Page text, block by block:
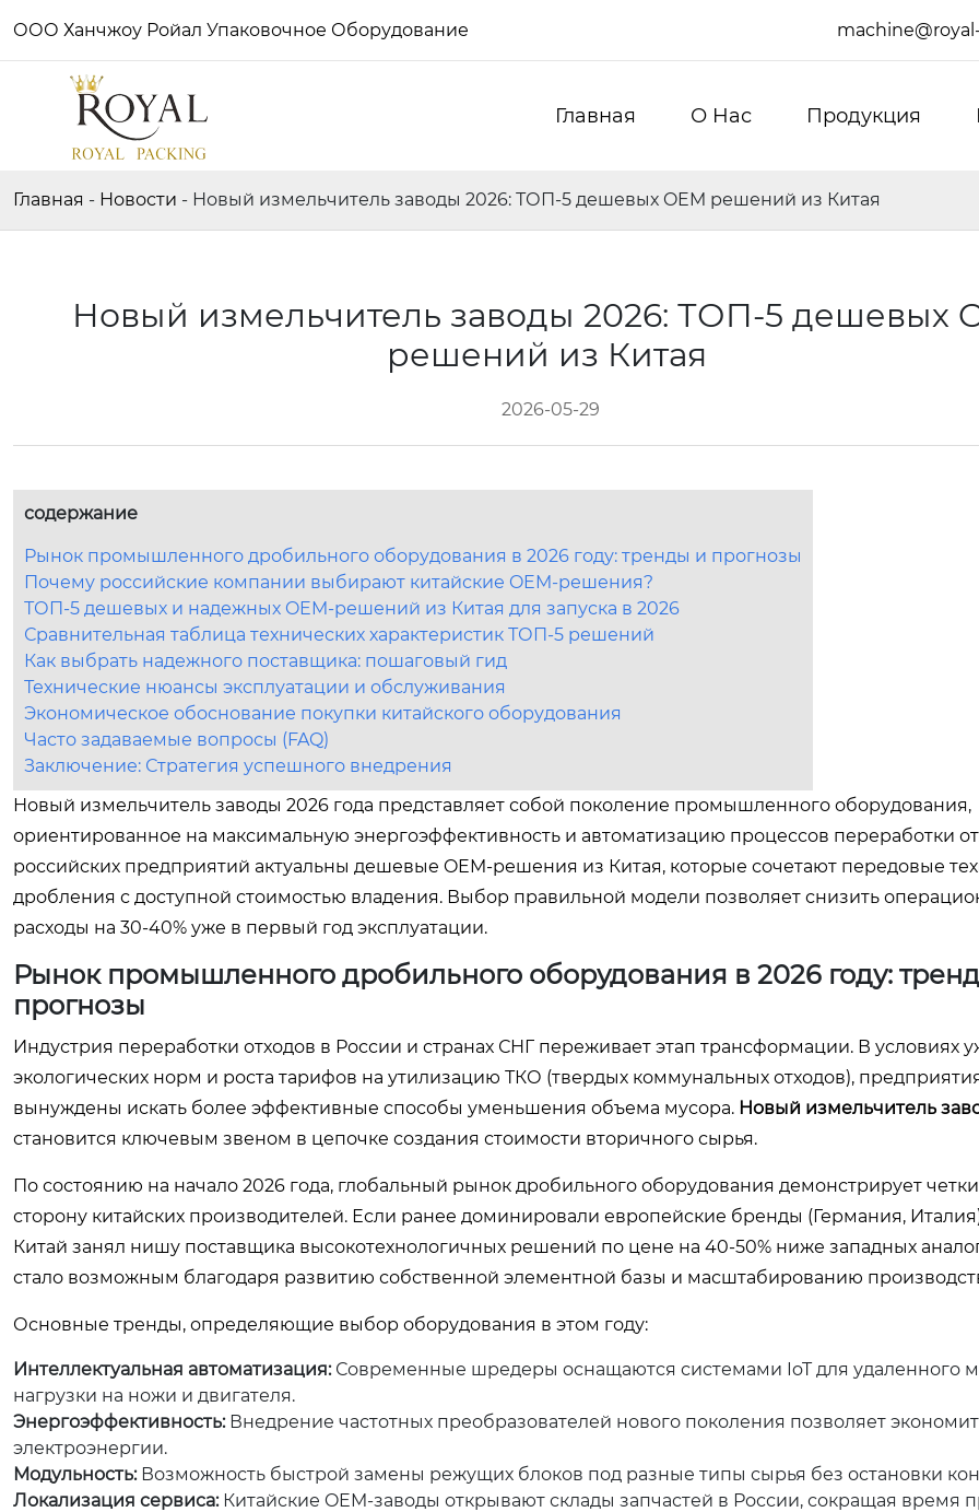
ООО Ханчжоу Ройал Упаковочное Оборудование
Главная О Hас Продукция
Главная - Новости - Новый измельчитель заводы 2026: ТОП-5 дешевых OEM решений из Китая
Новый измельчитель заводы 2026: ТОП-5 дешевых
решений из Китая
2026-05-29
содержание
Рынок промышленного дробильного оборудования в 2026 году: тренды и прогнозы
Почему российские компании выбирают китайские OEM-решения?
ТОП-5 дешевых и надежных OEM-решений из Китая для запуска в 2026
Сравнительная таблица технических характеристик ТОП-5 решений
Как выбрать надежного поставщика: пошаговый гид
Технические нюансы эксплуатации и обслуживания
Экономическое обоснование покупки китайского оборудования
Часто задаваемые вопросы (FAQ)
Заключение: Стратегия успешного внедрения
Новый измельчитель заводы 2026 года представляет собой поколение промышленного оборудования,
ориентированное на максимальную энергоэффективность и автоматизацию процессов переработки
российских предприятий актуальны дешевые OEM-решения из Китая, которые сочетают передовые
дробления с доступной стоимостью владения. Выбор правильной модели позволяет снизить
расходы на 30-40% уже в первый год эксплуатации.
Рынок промышленного дробильного оборудования в 2026 году:
прогнозы
Индустрия переработки отходов в России и странах СНГ переживает этап трансформации. В условиях
экологических норм и роста тарифов на утилизацию ТКО (твердых коммунальных отходов),
вынуждены искать более эффективные способы уменьшения объема мусора. Новый измельчитель
становится ключевым звеном в цепочке создания стоимости вторичного сырья.
По состоянию на начало 2026 года, глобальный рынок дробильного оборудования демонстрирует
сторону китайских производителей. Если ранее доминировали европейские бренды (Германия,
Китай занял нишу поставщика высокотехнологичных решений по цене на 40-50% ниже западных
стало возможным благодаря развитию собственной элементной базы и масштабированию
Основные тренды, определяющие выбор оборудования в этом году:
Интеллектуальная автоматизация:Современные шредеры оснащаются системами IoT для удаленного
нагрузки на ножи и двигателя.
Энергоэффективность:Внедрение частотных преобразователей нового поколения позволяет
электроэнергии.
Модульность:Возможность быстрой замены режущих блоков под разные типы сырья без остановки
Локализация сервиса:Китайские OEM-заводы открывают склады запчастей в России, сокращая время